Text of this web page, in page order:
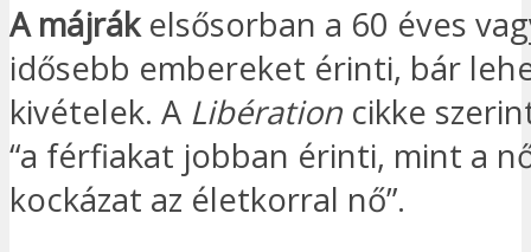
A májrákelsősorban a 60 éves
idősebb embereket érinti, bár
kivételek. A Libération cikke
“a férfiakat jobban érinti, mint a
kockázat az életkorral nő”.